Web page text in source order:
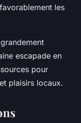
les
escapade en
pour
plaisirs locaux.